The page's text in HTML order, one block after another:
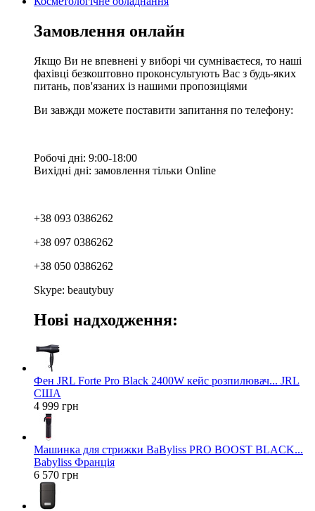
Замовлення онлайн
Якщо Ви не впевнені у виборі чи сумніваєтеся, то наші
фахівці безкоштовно проконсультують Вас з будь-яких
питань, пов'язаних із нашими пропозиціями
Ви завжди можете поставити запитання по телефону:
Робочі дні: 9:00-18:00
Вихідні дні: замовлення тільки Online
+38 093 0386262
+38 097 0386262
+38 050 0386262
Skype: beautybuy
Нові надходження:
Фен JRL Forte Pro Black 2400W кейс розпилювач... JRL
США
4 999 грн
Машинка для стрижки BaByliss PRO BOOST BLACK...
Babyliss Франція
6 570 грн